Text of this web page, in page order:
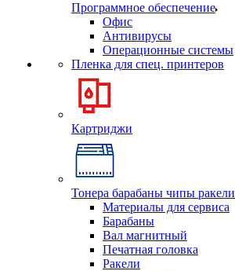
Программное обеспечение
Офис
Антивирусы
Операционные системы
Пленка для спец. принтеров
Картриджи
Тонера барабаны чипы ракели
Материалы для сервиса
Барабаны
Вал магнитный
Печатная головка
Ракели